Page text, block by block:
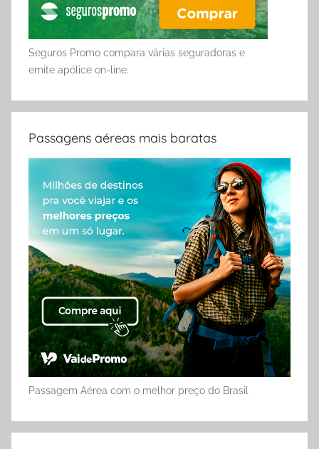
Seguros Promo compara várias seguradoras e
emite apólice on-line.
Passagens aéreas mais baratas
Passagem Aérea com o melhor preço do Brasil